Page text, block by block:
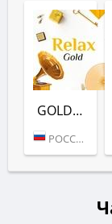
GOLD (RELAX FM)
РОССИЯ (МОСКВА)